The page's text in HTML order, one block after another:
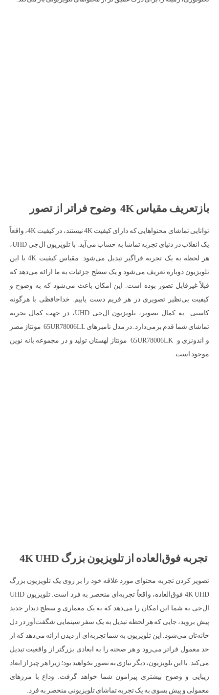
بازتعریف مقیاس 4K وضوح فراتر از تصور
توانایی تماشای محتواهایی که دارای کیفیت 4K نیستند، در کیفیت 4K، واقعاً
یک انقلاب در دنیای تجربه تماشا به حساب می‌آید. با تلویزیون ال‌جی UHD،
هر لحظه به یک تجربه فراگیر تبدیل می‌شود. مقیاس کیفیت 4K با این
تلویزیون دوباره تعریف می‌شود و یک سطح جزئیات به ما ارائه می‌دهد که
قبلاً غیرقابل تصور بوده است. این امکان باعث می‌شود که به وضوح و
کیفیت بی‌نظیر تصویری در هر فریم دست یابیم. خداحافظی با هرگونه
کاستی به کمال تصویر، تلویزیون ال‌جی UHD، در جهت کمال تجربه
تماشای شما قدم برمی‌دارد. در مدل نامبرهای 65UR78006LL مونتاژ مصر
و اندونزی و 65UR78006LK مونتاژ لهستان تولید و در مجموعه بانه نوین
موجود است .
تجربه فوق‌العاده از تلویزیون بزرگ 4K UHD
تصویر کردن تجربه محتوای مورد علاقه خود را بر روی یک تلویزیون بزرگ
4K UHD فوق‌العاده، واقعاً تجربه‌ای منحصر به فرد است. تلویزیون UHD
ال‌جی به شما این امکان را می‌دهد که به یک معماری و سطح دیدار جدید
پیش بروید، جایی که هر لحظه تبدیل به یک سفر سینمایی شگفت‌آور در دل
خانه‌تان می‌شود. این تلویزیون به شما تجربه‌ای از دیدن ارائه می‌دهد که از
حد معمول فراتر می‌رود و هر صحنه را به ابعادی بزرگتر از واقعیت تبدیل
می‌کند. با این تلویزیون، دیگر نیازی به تصور نخواهید بود؛ زیرا هر چیز از ابعاد
زیبایی و وضوح بیشتری پیرامون شما خواهد گرفت. وداع با مرزهای
معمولی و پیش بسوی به یک تجربه تماشای تلویزیونی منحصر به فرد.